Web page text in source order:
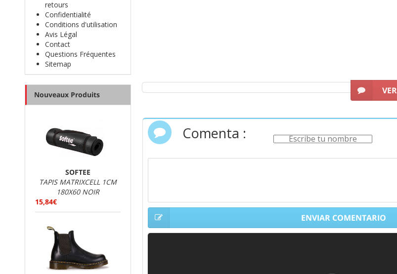
Comenta :
ENVIAR COMENTARIO
retours
Confidentialité
Conditions d'utilisation
Avis Légal
Contact
Questions Fréquentes
Sitemap
Nouveaux Produits
SOFTEE
TAPIS MATRIXCELL 1CM
180X60 NOIR
15,84€